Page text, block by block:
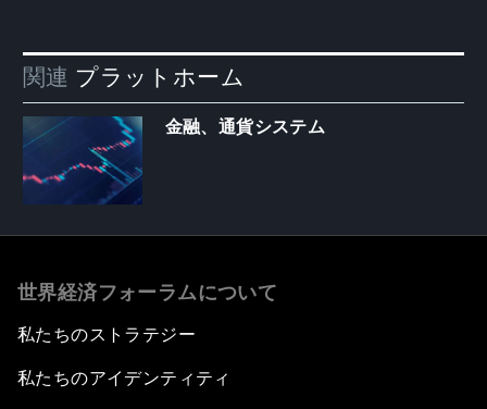
関連 プラットホーム
金融、通貨システム
世界経済フォーラムについて
私たちのストラテジー
私たちのアイデンティティ